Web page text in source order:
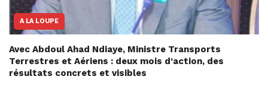
A LA LOUPE
Avec Abdoul Ahad Ndiaye, Ministre Transports
Terrestres et Aériens : deux mois d’action, des
résultats concrets et visibles